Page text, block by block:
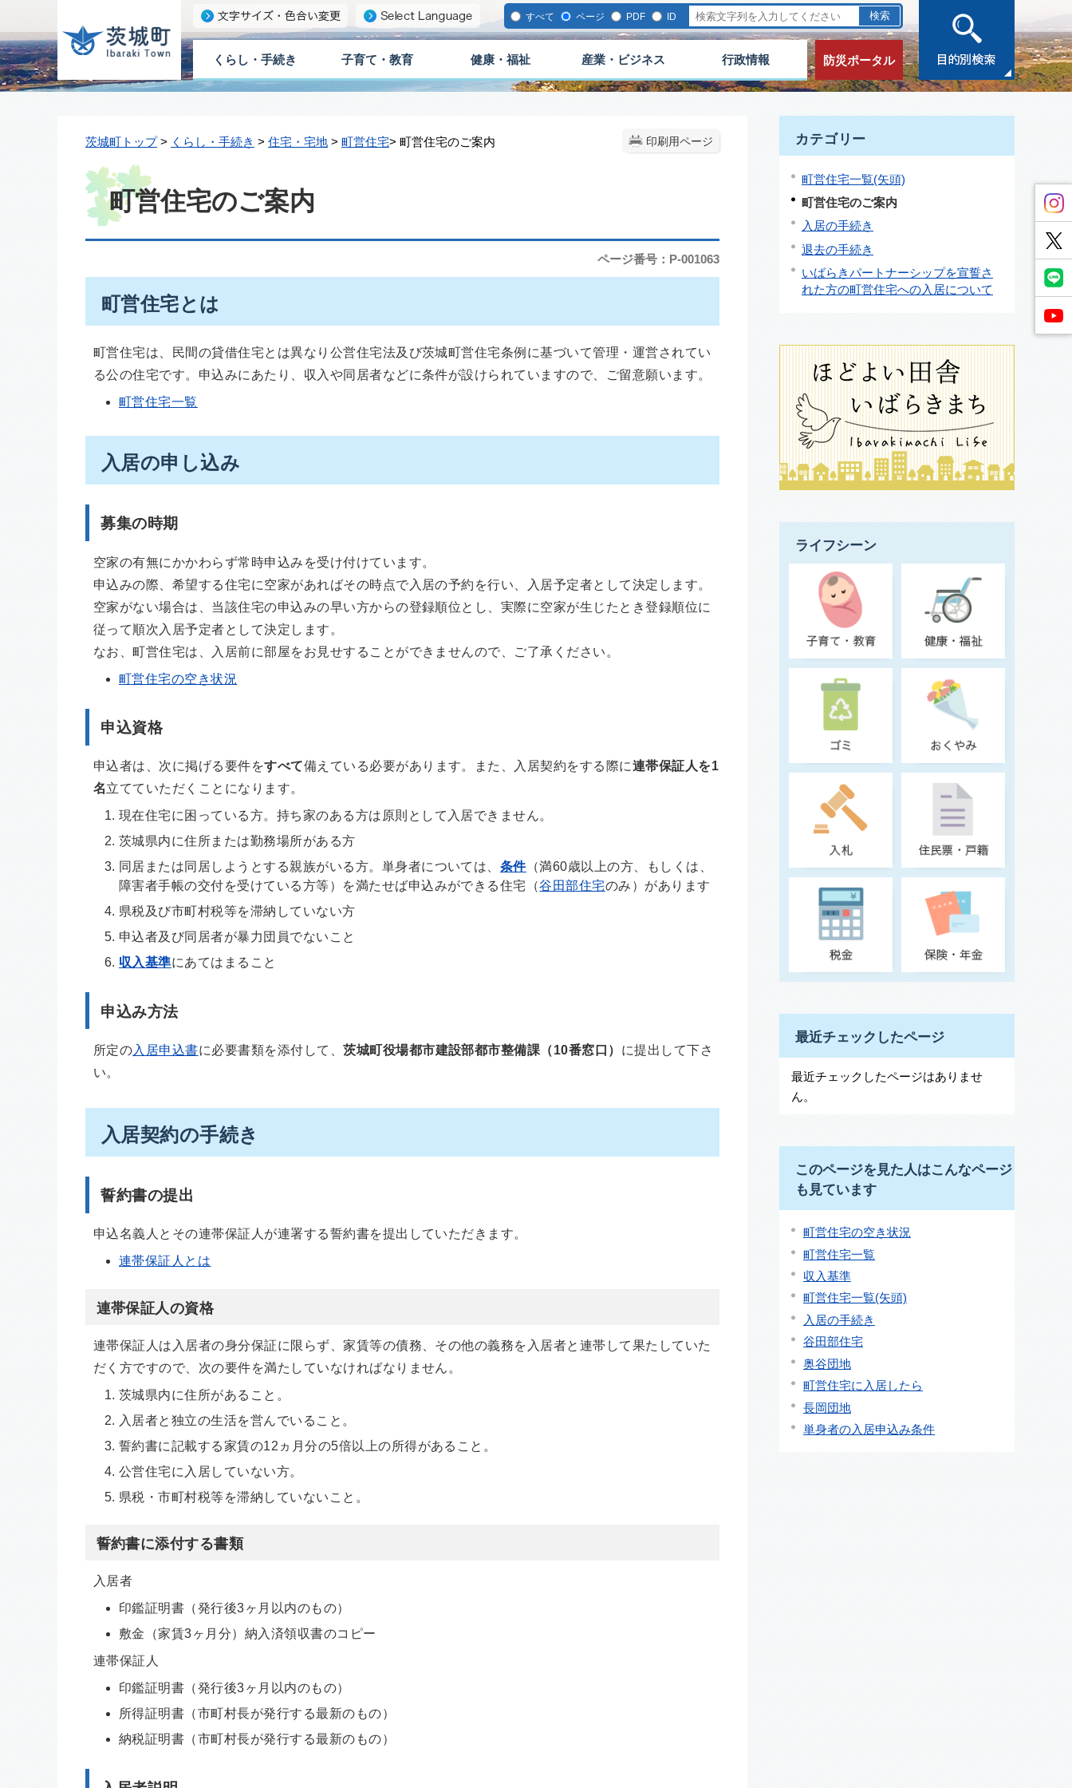
すべて ページ PDF ID
くらし・手続き 子育て・教育 健康・福祉 産業・ビジネス 行政情報 防災ポータル
印刷用ページ
茨城町トップ> くらし・手続き > 住宅・宅地 > 町営住宅> 町営住宅のご案内
町営住宅のご案内
ページ番号：P-001063
町営住宅とは
町営住宅は、民間の貸借住宅とは異なり公営住宅法及び茨城町営住宅条例に基づいて管理・運営されてい
る公の住宅です。申込みにあたり、収入や同居者などに条件が設けられていますので、ご留意願います。
町営住宅一覧
入居の申し込み
募集の時期
空家の有無にかかわらず常時申込みを受け付けています。
申込みの際、希望する住宅に空家があればその時点で入居の予約を行い、入居予定者として決定します。
空家がない場合は、当該住宅の申込みの早い方からの登録順位とし、実際に空家が生じたとき登録順位に
従って順次入居予定者として決定します。
なお、町営住宅は、入居前に部屋をお見せすることができませんので、ご了承ください。
町営住宅の空き状況
申込資格
申込者は、次に掲げる要件をすべて備えている必要があります。また、入居契約をする際に連帯保証人を1
名立てていただくことになります。
現在住宅に困っている方。持ち家のある方は原則として入居できません。
茨城県内に住所または勤務場所がある方
同居または同居しようとする親族がいる方。単身者については、 条件（満60歳以上の方、もしくは、
障害者手帳の交付を受けている方等）を満たせば申込みができる住宅（谷田部住宅のみ）があります
県税及び市町村税等を滞納していない方
申込者及び同居者が暴力団員でないこと
収入基準にあてはまること
申込み方法
所定の入居申込書に必要書類を添付して、茨城町役場都市建設部都市整備課（10番窓口） に提出して下さ
い。
入居契約の手続き
誓約書の提出
申込名義人とその連帯保証人が連署する誓約書を提出していただきます。
連帯保証人とは
連帯保証人の資格
連帯保証人は入居者の身分保証に限らず、家賃等の債務、その他の義務を入居者と連帯して果たしていた
だく方ですので、次の要件を満たしていなければなりません。
茨城県内に住所があること。
入居者と独立の生活を営んでいること。
誓約書に記載する家賃の12ヵ月分の5倍以上の所得があること。
公営住宅に入居していない方。
県税・市町村税等を滞納していないこと。
誓約書に添付する書類
入居者
印鑑証明書（発行後3ヶ月以内のもの）
敷金（家賃3ヶ月分）納入済領収書のコピー
連帯保証人
印鑑証明書（発行後3ヶ月以内のもの）
所得証明書（市町村長が発行する最新のもの）
納税証明書（市町村長が発行する最新のもの）
カテゴリー
町営住宅一覧(矢頭)
町営住宅のご案内
入居の手続き
退去の手続き
いばらきパートナーシップを宣誓さ
れた方の町営住宅への入居について
ライフシーン
最近チェックしたページ
最近チェックしたページはありませ
ん。
このページを見た人はこんなページ
も見ています
町営住宅の空き状況
町営住宅一覧
収入基準
町営住宅一覧(矢頭)
入居の手続き
谷田部住宅
奥谷団地
町営住宅に入居したら
長岡団地
単身者の入居申込み条件